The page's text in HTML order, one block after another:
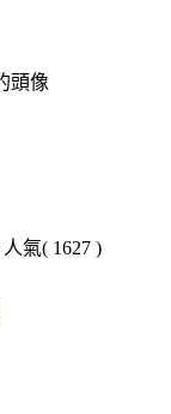
人氣( 1627 )